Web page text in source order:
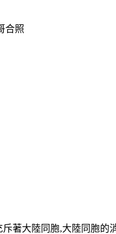
合照
著大陸同胞,大陸同胞的